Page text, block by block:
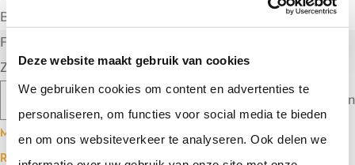
Deze website maakt gebruik van cookies
We gebruiken cookies om content en advertenties te
personaliseren, om functies voor social media te bieden
en om ons websiteverkeer te analyseren. Ook delen we
By
Fruitig blond bier met wilde citroenen
Zoeken
Zoeken
Meest recente berichten
Recente reacties